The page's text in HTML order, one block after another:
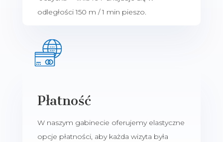
odległości 150 m / 1 min pieszo.
Płatność
W naszym gabinecie oferujemy elastyczne
opcje płatności, aby każda wizyta była